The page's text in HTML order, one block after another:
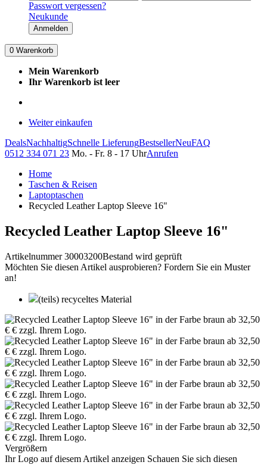
Passwort vergessen?
Neukunde
Anmelden
0 Warenkorb
Mein Warenkorb
Ihr Warenkorb ist leer
Weiter einkaufen
DealsNachhaltigSchnelle LieferungBestsellerNeuFAQ
0512 334 071 23 Mo. - Fr. 8 - 17 UhrAnrufen
Home
Taschen & Reisen
Laptoptaschen
Recycled Leather Laptop Sleeve 16"
Recycled Leather Laptop Sleeve 16"
Artikelnummer 30003200Bestand wird geprüft
Möchten Sie diesen Artikel ausprobieren? Fordern Sie ein Muster
an!
(teils) recyceltes Material
Vergrößern
Ihr Logo auf diesem Artikel anzeigen Schauen Sie sich diesen